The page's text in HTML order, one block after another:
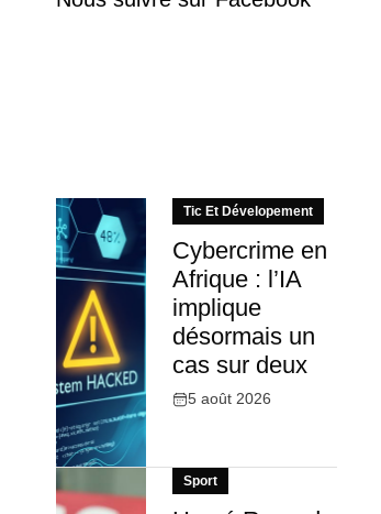
Tic Et Dévelopement
Cybercrime en
Afrique : l’IA
implique
désormais un
cas sur deux
5 août 2026
Sport